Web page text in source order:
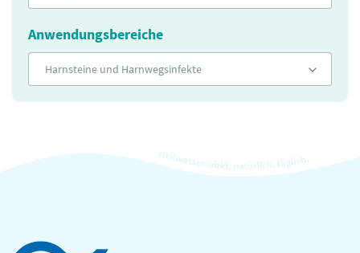
Anwendungsbereiche
Harnsteine und Harnwegsinfekte